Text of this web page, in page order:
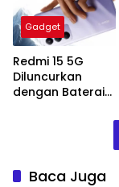
Gadget
Redmi 15 5G
Diluncurkan
dengan Baterai
Baca Juga